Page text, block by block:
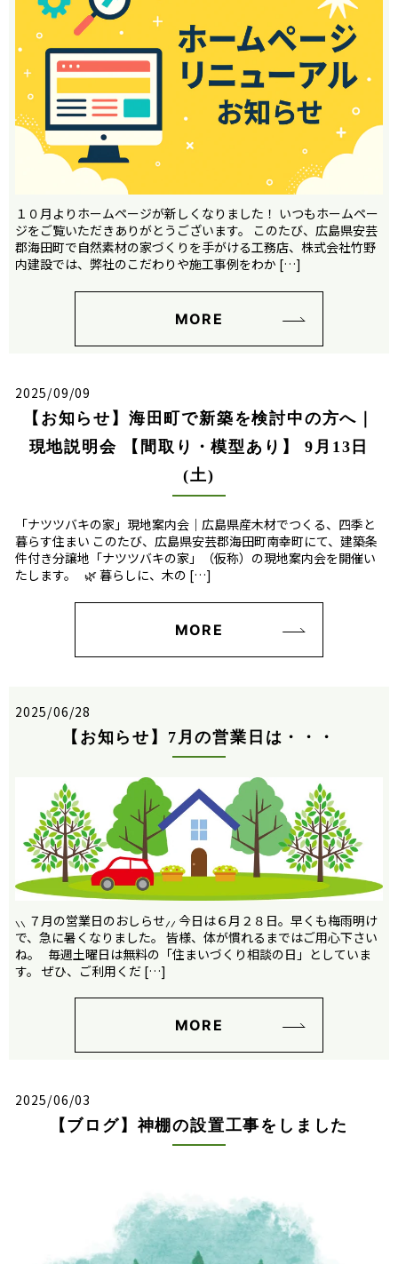
１０月よりホームページが新しくなりました！ いつもホームペー
ジをご覧いただきありがとうございます。 このたび、広島県安芸
郡海田町で自然素材の家づくりを手がける工務店、株式会社竹野
内建設では、弊社のこだわりや施工事例をわか […]
MORE
2025/09/09
【お知らせ】海田町で新築を検討中の方へ｜
現地説明会 【間取り・模型あり】 9月13日
(土)
「ナツツバキの家」現地案内会｜広島県産木材でつくる、四季と
暮らす住まい このたび、広島県安芸郡海田町南幸町にて、建築条
件付き分譲地「ナツツバキの家」（仮称）の現地案内会を開催い
たします。 🌿 暮らしに、木の […]
MORE
2025/06/28
【お知らせ】7月の営業日は・・・
⸜⸜ ７月の営業日のおしらせ⸝⸝ 今日は６月２８日。早くも梅雨明け
で、急に暑くなりました。 皆様、体が慣れるまではご用心下さい
ね。 毎週土曜日は無料の「住まいづくり相談の日」としていま
す。 ぜひ、ご利用くだ […]
MORE
2025/06/03
【ブログ】神棚の設置工事をしました